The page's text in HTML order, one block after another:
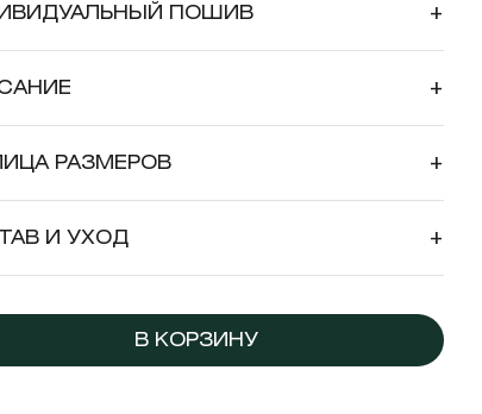
ПОШИВ +
+
РАЗМЕРОВ +
И УХОД +
В КОРЗИНУ